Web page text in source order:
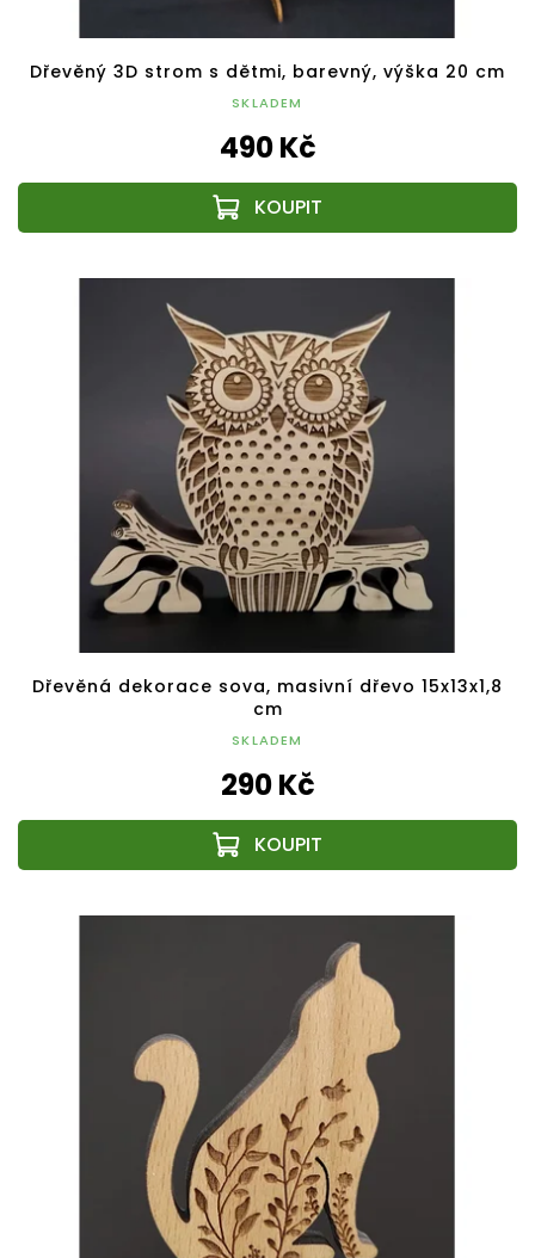
Dřevěný 3D strom s dětmi, barevný, výška 20 cm
SKLADEM
490 Kč
Dřevěná dekorace sova, masivní dřevo 15x13x1,8
cm
SKLADEM
290 Kč